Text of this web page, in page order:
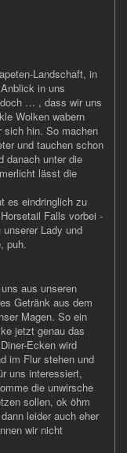
Landschaft, in
in uns
… , dass wir uns
Wolken wabern
sich hin. So machen
und tauchen schon
danach unter die
lässt die
es eindringlich zu
Falls vorbei -
Lady und
puh.
aus unseren
Getränk aus dem
Magen. So ein
jetzt genau das
Ecken wird
im Flur stehen und
uns interessiert,
die unwirsche
sollen, ok öhm
leider auch eher
wir nicht